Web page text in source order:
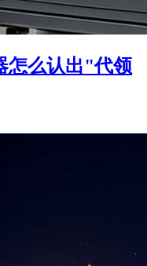
怎么认出"代领